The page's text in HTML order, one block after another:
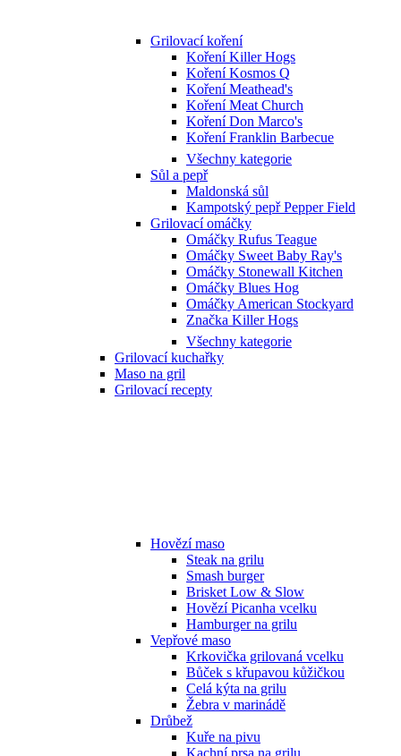
Grilovací koření
Koření Killer Hogs
Koření Kosmos Q
Koření Meathead's
Koření Meat Church
Koření Don Marco's
Koření Franklin Barbecue
Všechny kategorie
Sůl a pepř
Maldonská sůl
Kampotský pepř Pepper Field
Grilovací omáčky
Omáčky Rufus Teague
Omáčky Sweet Baby Ray's
Omáčky Stonewall Kitchen
Omáčky Blues Hog
Omáčky American Stockyard
Značka Killer Hogs
Všechny kategorie
Grilovací kuchařky
Maso na gril
Grilovací recepty
Hovězí maso
Steak na grilu
Smash burger
Brisket Low & Slow
Hovězí Picanha vcelku
Hamburger na grilu
Vepřové maso
Krkovička grilovaná vcelku
Bůček s křupavou kůžičkou
Celá kýta na grilu
Žebra v marinádě
Drůbež
Kuře na pivu
Kachní prsa na grilu